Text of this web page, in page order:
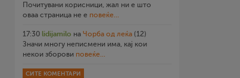
Почитувани корисници, жал ни е што
оваа страница не е повеќе...
17:30 lidijamilo на Чорба од леќа (12)
Значи многу неписмени има, кај кои
некои зборови повеќе...
СИТЕ КОМЕНТАРИ